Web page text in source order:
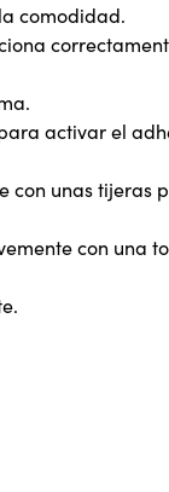
comodidad.
activar el
con unas tijeras
con una